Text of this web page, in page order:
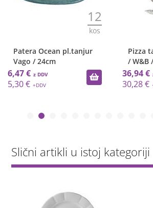
12
kos
Patera Ocean pl.tanjur
Vago / 24cm
6,47 €
5,30 €
Pizza
/ W&B
36,94 €
30,28 €
Slični artikli u istoj kategoriji